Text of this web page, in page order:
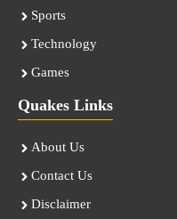
Sports
Technology
Games
Quakes Links
About Us
Contact Us
Disclaimer